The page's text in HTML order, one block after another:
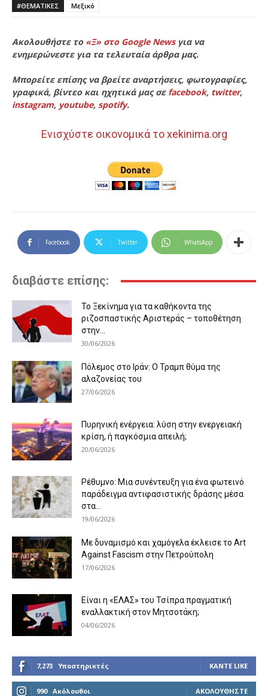
#ΘΕΜΑΤΙΚΈΣ Μεξικό
Ακολουθήστε το «Ξ» στο Google Newsγια να
ενημερώνεστε για τα τελευταία άρθρα μας.
Μπορείτε επίσης να βρείτε αναρτήσεις, φωτογραφίες,
γραφικά, βίντεο και ηχητικά μας σε facebook, twitter,
instagram, youtube, spotify.
Ενισχύστε οικονομικά το xekinima.org
Facebook Twitter WhatsApp
διαβάστε επίσης:
Το Ξεκίνημα για τα καθήκοντα της
ριζοσπαστικής Αριστεράς – τοποθέτηση
στην...
30/06/2026
Πόλεμος στο Ιράν: Ο Τραμπ θύμα της
αλαζονείας του
27/06/2026
Πυρηνική ενέργεια: λύση στην ενεργειακή
κρίση, ή παγκόσμια απειλή;
20/06/2026
Ρέθυμνο: Μια συνέντευξη για ένα φωτεινό
παράδειγμα αντιφασιστικής δράσης μέσα
στα...
19/06/2026
Με δυναμισμό και χαμόγελα έκλεισε το Art
Against Fascism στην Πετρούπολη
17/06/2026
Είναι η «ΕΛΑΣ» του Τσίπρα πραγματική
εναλλακτική στον Μητσοτάκη;
04/06/2026
7,273 Υποστηρικτές ΚΆΝΤΕ LIKE
990 Ακόλουθοι ΑΚΟΛΟΥΘΉΣΤΕ